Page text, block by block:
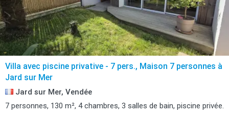
Villa avec piscine privative - 7 pers., Maison 7 personnes à
Jard sur Mer
Jard sur Mer, Vendée
7 personnes, 130 m², 4 chambres, 3 salles de bain, piscine privée.